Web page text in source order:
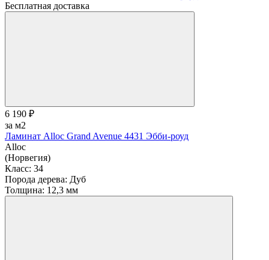
Бесплатная доставка
6 190 ₽
за м2
Ламинат Alloc Grand Avenue 4431 Эбби-роуд
Alloc
(Норвегия)
Класс: 34
Порода дерева: Дуб
Толщина: 12,3 мм